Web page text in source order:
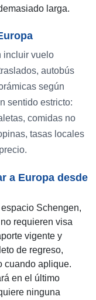
larga.
incluir vuelo
autobús
según
sentido estricto:
comidas no
tasas locales
a Europa desde
Schengen,
requieren visa
vigente y
de regreso,
cuando aplique.
en el último
ninguna